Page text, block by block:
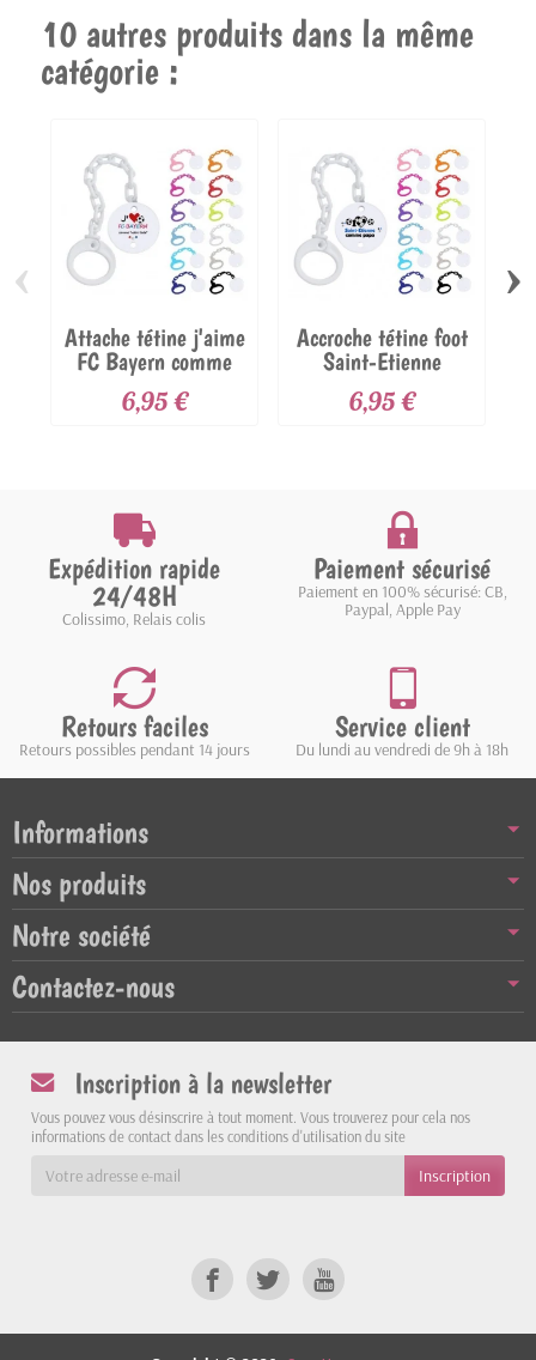
10 autres produits dans la même
catégorie :
Attache tétine j'aime
FC Bayern comme
6,95 €
Accroche tétine foot
Saint-Etienne
6,95 €
‹ ›
Expédition rapide
24/48H
Colissimo, Relais colis
Paiement sécurisé
Paiement en 100% sécurisé: CB,
Paypal, Apple Pay
Retours faciles
Retours possibles pendant 14 jours
Service client
Du lundi au vendredi de 9h à 18h
Informations
Nos produits
Notre société
Contactez-nous
Inscription à la newsletter
Vous pouvez vous désinscrire à tout moment. Vous trouverez pour cela nos
informations de contact dans les conditions d'utilisation du site